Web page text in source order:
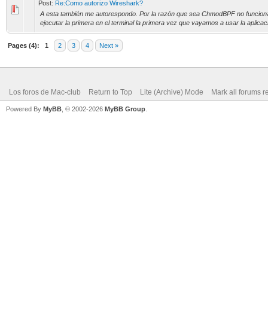
Post: Re:Como autorizo Wireshark?
A esta también me autorespondo. Por la razón que sea ChmodBPF no
ejecutar la primera en el terminal la primera vez que vayamos a usar la
Pages (4): 1 2 3 4 Next »
Los foros de Mac-club Return to Top Lite (Archive) Mode Mark all forums
Powered By MyBB , © 2002-2026 MyBB Group